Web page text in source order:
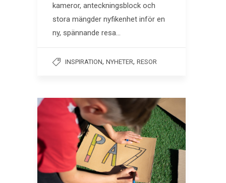
kameror, anteckningsblock och
stora mängder nyfikenhet inför en
ny, spännande resa…
INSPIRATION, NYHETER, RESOR